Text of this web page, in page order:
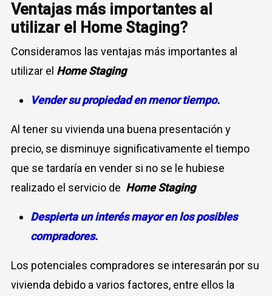
Ventajas más importantes al
utilizar el Home Staging?
Consideramos las ventajas más importantes al
utilizar el Home Staging
Vender su propiedad en menor tiempo.
Al tener su vivienda una buena presentación y
precio, se disminuye significativamente el tiempo
que se tardaría en vender si no se le hubiese
realizado el servicio de Home Staging
Despierta un interés mayor en los posibles
compradores.
Los potenciales compradores se interesarán por su
vivienda debido a varios factores, entre ellos la